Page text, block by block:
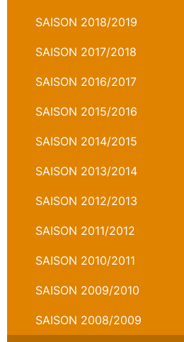
SAISON 2018/2019
SAISON 2017/2018
SAISON 2016/2017
SAISON 2015/2016
SAISON 2014/2015
SAISON 2013/2014
SAISON 2012/2013
SAISON 2011/2012
SAISON 2010/2011
SAISON 2009/2010
SAISON 2008/2009